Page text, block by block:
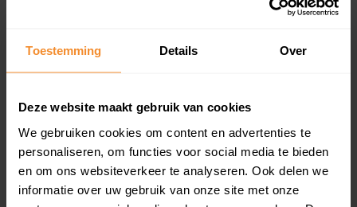
Toestemming Details Over
Deze website maakt gebruik van cookies
We gebruiken cookies om content en advertenties te
personaliseren, om functies voor social media te bieden
en om ons websiteverkeer te analyseren. Ook delen we
informatie over uw gebruik van onze site met onze
T/m 1945
0%
1981 - 2007
2008 of later
0%